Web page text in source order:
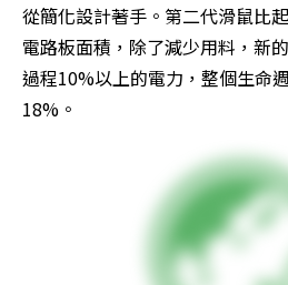
從簡化設計著手。第二代滑鼠比
電路板面積，除了減少用料，新
過程10%以上的電力，整個生命
18%。